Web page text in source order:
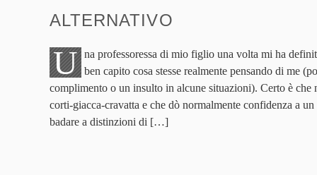
ALTERNATIVO
U na professoressa di mio figlio una volta mi ha
ben capito cosa stesse realmente pensando di me
complimento o un insulto in alcune situazioni). Certo è che
corti-giacca-cravatta e che dò normalmente confidenza a un
badare a distinzioni di […]